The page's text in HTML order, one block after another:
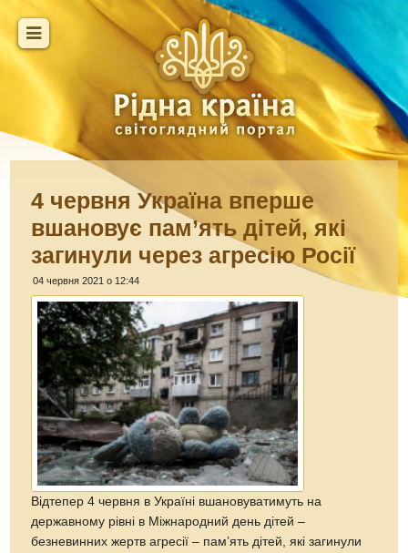
4 червня Україна вперше
вшановує пам’ять дітей, які
загинули через агресію Росії
04 червня 2021 о 12:44
Відтепер 4 червня в Україні вшановуватимуть на
державному рівні в Міжнародний день дітей –
безневинних жертв агресії – пам’ять дітей, які загинули